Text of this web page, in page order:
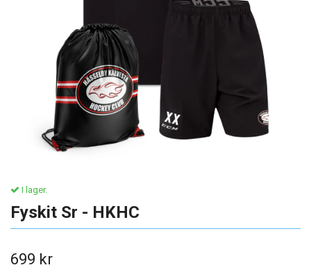
I lager.
Fyskit Sr - HKHC
699 kr